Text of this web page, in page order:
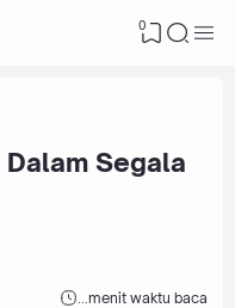
0
Segala
menit waktu baca